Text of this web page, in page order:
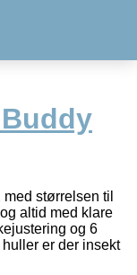
størrelsen til
altid med klare
og 6
er der insekt